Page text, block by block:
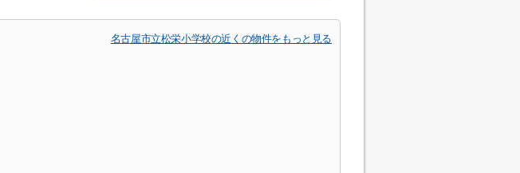
名古屋市立松栄小学校の近くの物件をもっと見る